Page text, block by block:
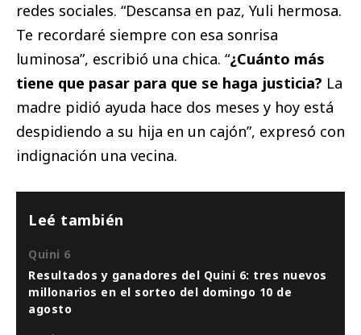
redes sociales. “Descansa en paz, Yuli hermosa.
Te recordaré siempre con esa sonrisa
luminosa”, escribió una chica. “¿Cuánto más
tiene que pasar para que se haga justicia? La
madre pidió ayuda hace dos meses y hoy está
despidiendo a su hija en un cajón”, expresó con
indignación una vecina.
Leé también
Quini 6
Resultados y ganadores del Quini 6: tres nuevos
millonarios en el sorteo del domingo 10 de
agosto